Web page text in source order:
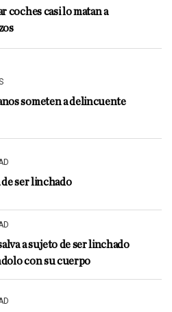
coches casi lo matan a
someten a delincuente
de ser linchado
a sujeto de ser linchado
con su cuerpo